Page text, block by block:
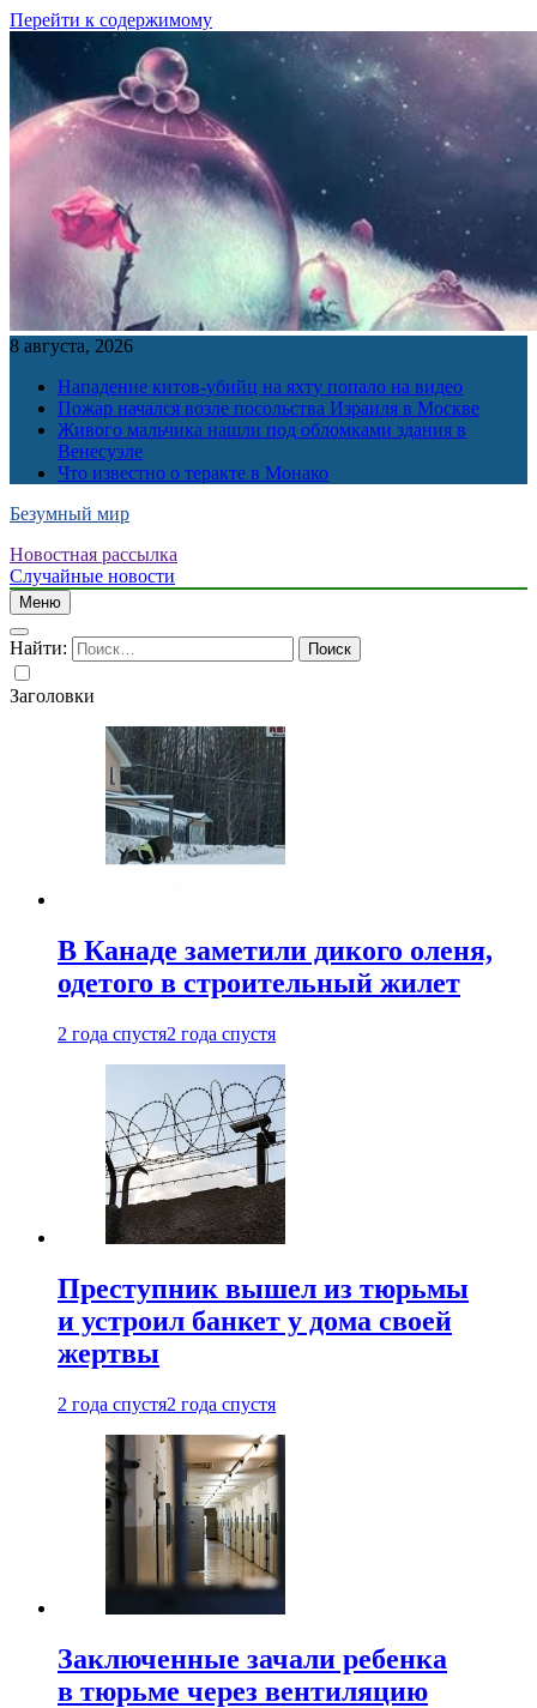
Перейти к содержимому
8 августа, 2026
Нападение китов-убийц на яхту попало на видео
Пожар начался возле посольства Израиля в Москве
Живого мальчика нашли под обломками здания в
Венесуэле
Что известно о теракте в Монако
Безумный мир
Новостная рассылка
Случайные новости
Меню
Найти:
Заголовки
В Канаде заметили дикого оленя,
одетого в строительный жилет
2 года спустя2 года спустя
Преступник вышел из тюрьмы
и устроил банкет у дома своей
жертвы
2 года спустя2 года спустя
Заключенные зачали ребенка
в тюрьме через вентиляцию